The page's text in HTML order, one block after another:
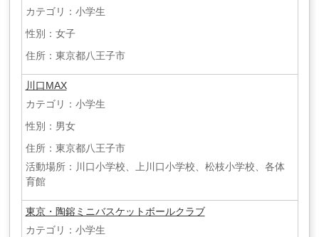
カテゴリ：小学生
性別：女子
住所：東京都八王子市
川口MAX
カテゴリ：小学生
性別：男女
住所：東京都八王子市
活動場所：川口小学校、上川口小学校、松枝小学校、各体
育館
東京・陶鎔ミニバスケットボールクラブ
カテゴリ：小学生